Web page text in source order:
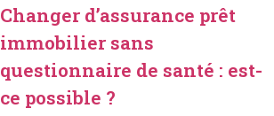
Changer d’assurance prêt
immobilier sans
questionnaire de santé : est-
ce possible ?